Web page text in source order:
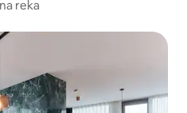
reka